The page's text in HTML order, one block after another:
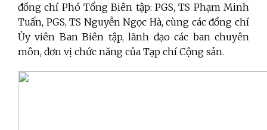
đồng chí Phó Tổng Biên tập: PGS, TS Phạm Minh
Tuấn, PGS, TS Nguyễn Ngọc Hà, cùng các đồng chí
Ủy viên Ban Biên tập, lãnh đạo các ban chuyên
môn, đơn vị chức năng của Tạp chí Cộng sản.